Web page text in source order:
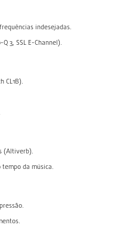
indesejadas.
3, SSL E-Channel).
CL1B).
(Altiverb).
da música.